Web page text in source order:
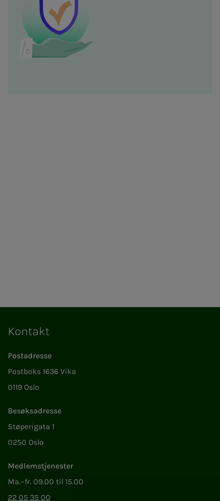
Kontakt
Postadresse
Postboks 1636 Vika
0119 Oslo
Besøksadresse
Støperigata 1
0250 Oslo
Medlemstjenester
Ma.–fr. 09.00 til 15.00
22 05 35 00